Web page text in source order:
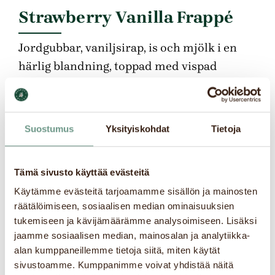
Suostumus Yksityiskohdat Tietoja
Tämä sivusto käyttää evästeitä
Käytämme evästeitä tarjoamamme sisällön ja mainosten
räätälöimiseen, sosiaalisen median ominaisuuksien
tukemiseen ja kävijämäärämme analysoimiseen. Lisäksi
jaamme sosiaalisen median, mainosalan ja analytiikka-
alan kumppaneillemme tietoja siitä, miten käytät
sivustoamme. Kumppanimme voivat yhdistää näitä
Strawberry Vanilla Frappé
Jordgubbar, vaniljsirap, is och mjölk i en
härlig blandning, toppad med vispad
grädde.